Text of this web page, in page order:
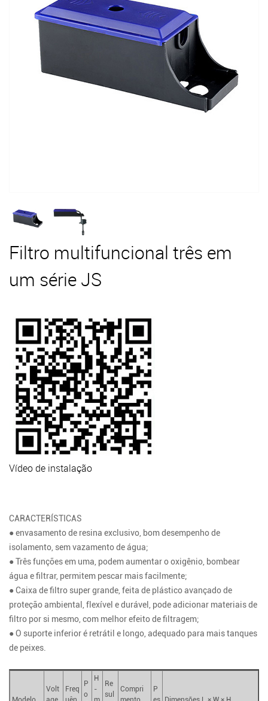
Filtro multifuncional três em
um série JS
Vídeo de instalação
CARACTERÍSTICAS
● envasamento de resina exclusivo, bom desempenho de
isolamento, sem vazamento de água;
● Três funções em uma, podem aumentar o oxigênio, bombear
água e filtrar, permitem pescar mais facilmente;
● Caixa de filtro super grande, feita de plástico avançado de
proteção ambiental, flexível e durável, pode adicionar materiais de
filtro por si mesmo, com melhor efeito de filtragem;
● O suporte inferior é retrátil e longo, adequado para mais tanques
de peixes.
Volt
Freq
P
o
H
-
Re
sul
Compri
P